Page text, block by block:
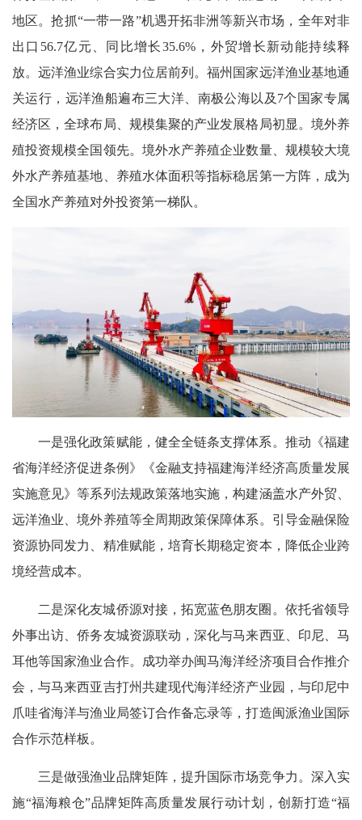
地区。抢抓“一带一路”机遇开拓非洲等新兴市场，全年对非
出口56.7亿元、同比增长35.6%，外贸增长新动能持续释
放。远洋渔业综合实力位居前列。福州国家远洋渔业基地通
关运行，远洋渔船遍布三大洋、南极公海以及7个国家专属
经济区，全球布局、规模集聚的产业发展格局初显。境外养
殖投资规模全国领先。境外水产养殖企业数量、规模较大境
外水产养殖基地、养殖水体面积等指标稳居第一方阵，成为
全国水产养殖对外投资第一梯队。
一是强化政策赋能，健全全链条支撑体系。推动《福建
省海洋经济促进条例》《金融支持福建海洋经济高质量发展
实施意见》等系列法规政策落地实施，构建涵盖水产外贸、
远洋渔业、境外养殖等全周期政策保障体系。引导金融保险
资源协同发力、精准赋能，培育长期稳定资本，降低企业跨
境经营成本。
二是深化友城侨源对接，拓宽蓝色朋友圈。依托省领导
外事出访、侨务友城资源联动，深化与马来西亚、印尼、马
耳他等国家渔业合作。成功举办闽马海洋经济项目合作推介
会，与马来西亚吉打州共建现代海洋经济产业园，与印尼中
爪哇省海洋与渔业局签订合作备忘录等，打造闽派渔业国际
合作示范样板。
三是做强渔业品牌矩阵，提升国际市场竞争力。深入实
施“福海粮仓”品牌矩阵高质量发展行动计划，创新打造“福